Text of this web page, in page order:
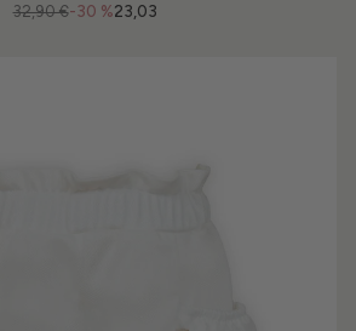
-30 %
32,90 € 23,03